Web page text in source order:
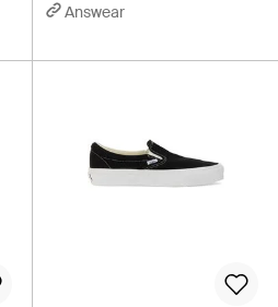
Answear